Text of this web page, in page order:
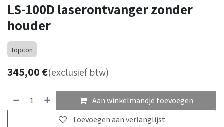
LS-100D laserontvanger zonder
houder
topcon
345,00€(exclusief btw)
Aan winkelmandje toevoegen
Toevoegen aan verlanglijst